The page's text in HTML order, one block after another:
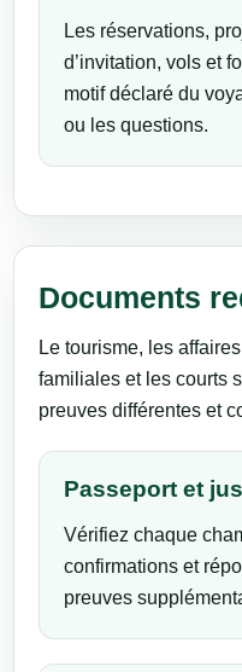
Les réservations,
d’invitation, vols et
motif déclaré du
ou les questions.
Documents
Le tourisme, les
familiales et les courts
preuves différentes et
Passeport et
Vérifiez chaque
confirmations et
preuves